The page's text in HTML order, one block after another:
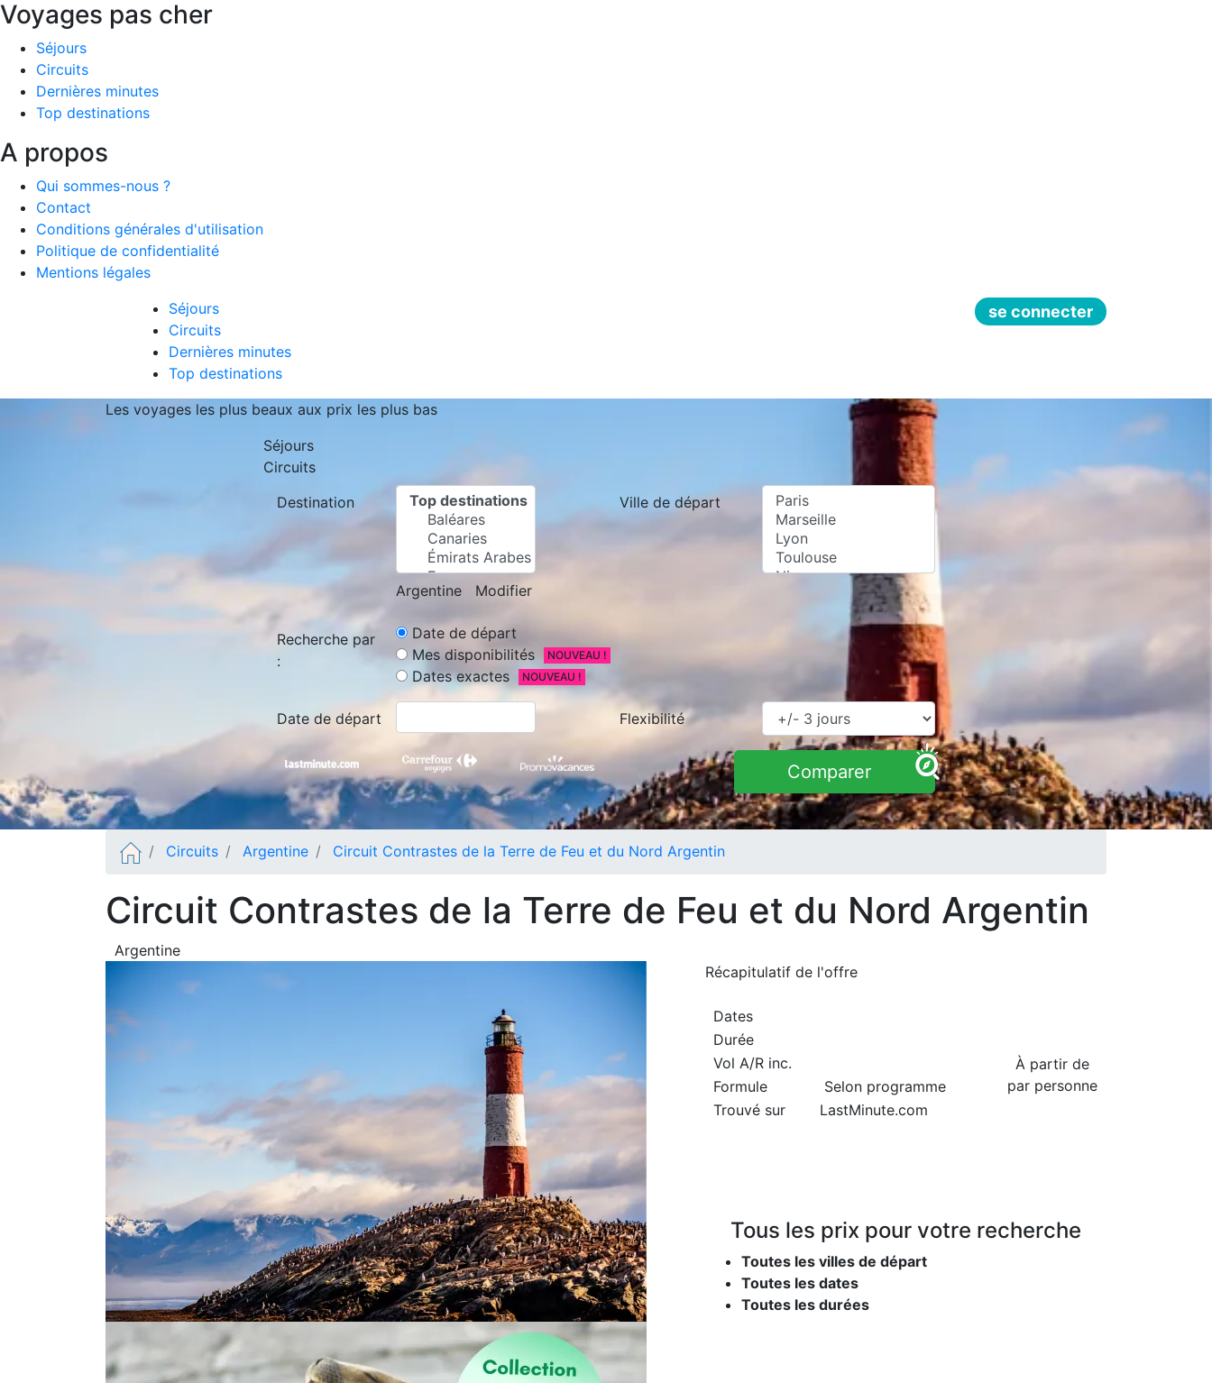
Voyages pas cher
Séjours
Circuits
Dernières minutes
Top destinations
A propos
Qui sommes-nous ?
Contact
Conditions générales d'utilisation
Politique de confidentialité
Mentions légales
Séjours
Circuits
Dernières minutes
Top destinations
se connecter
Les voyages les plus beaux aux prix les plus bas
Séjours
Circuits
Destination
Argentine Modifier
Ville de départ
Recherche par
:
Date de départ
Mes disponibilités
NOUVEAU !
Dates exactes NOUVEAU !
Date de départ Flexibilité
Comparer
Circuits Argentine Circuit Contrastes de la Terre de Feu et du Nord Argentin
Circuit Contrastes de la Terre de Feu et du Nord Argentin
Argentine
Récapitulatif de l'offre
Dates
Durée
À partir de
par personne
Vol A/R inc.
Formule
Selon programme
Trouvé sur
LastMinute.com
Tous les prix pour votre recherche
Toutes les villes de départ
Toutes les dates
Toutes les durées